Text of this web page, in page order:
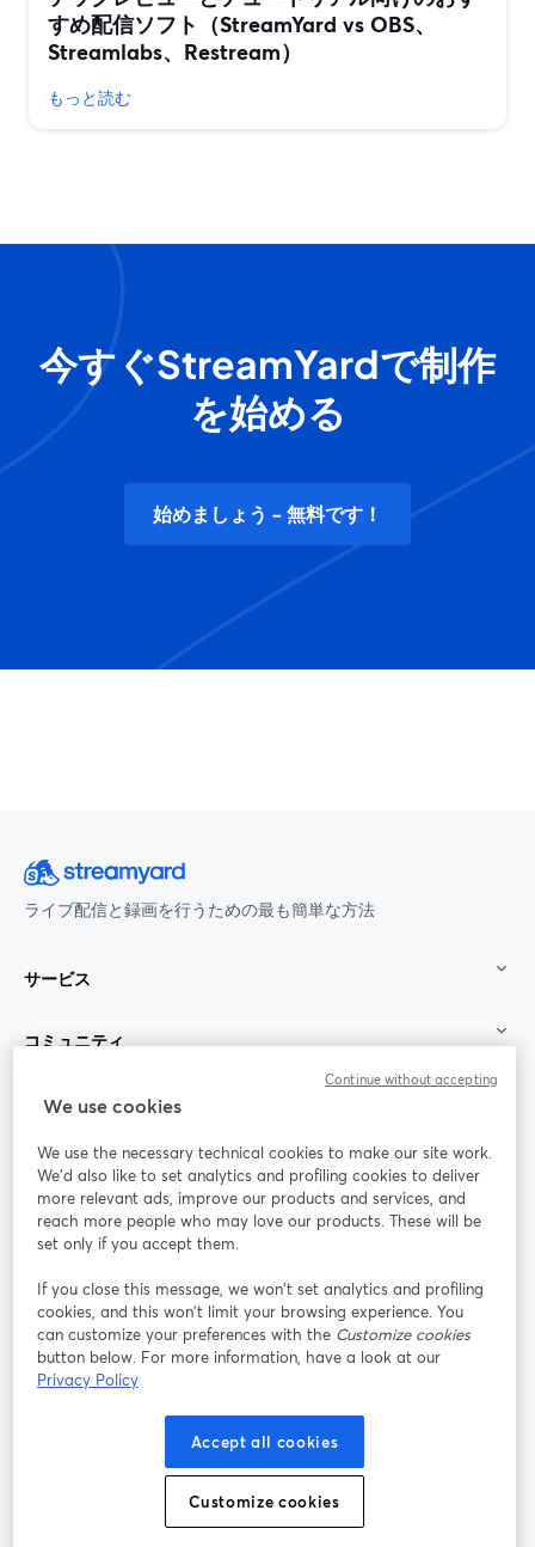
すめ配信ソフト（StreamYard vs OBS、
Streamlabs、Restream）
もっと読む
今すぐStreamYardで制作
を始める
始めましょう - 無料です！
ライブ配信と録画を行うための最も簡単な方法
サービス
コミュニティ
StreamYard：
参加する
ライ
ンセ
ミナ
ー
Facebook
新しいタブで開く(Twitter)
YouTube
Instagram
新しいタブで開く
LinkedIn
新しいタブで開く
新しいタブで開く
プラットフォーム利用規約
個人情報保護方針 クッキーポリシー
We use cookies
We use the necessary technical cookies to make our site work.
We'd also like to set analytics and profiling cookies to deliver
more relevant ads, improve our products and services, and
reach more people who may love our products. These will be
set only if you accept them.
If you close this message, we won’t set analytics and profiling
cookies, and this won’t limit your browsing experience. You
can customize your preferences with the Customize cookies
button below. For more information, have a look at our
Privacy Policy
Accept all cookies
Customize cookies
Continue without accepting